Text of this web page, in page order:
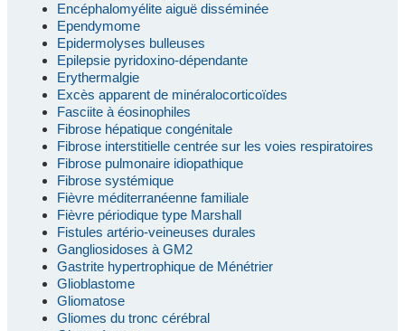
Encéphalomyélite aiguë disséminée
Ependymome
Epidermolyses bulleuses
Epilepsie pyridoxino-dépendante
Erythermalgie
Excès apparent de minéralocorticoïdes
Fasciite à éosinophiles
Fibrose hépatique congénitale
Fibrose interstitielle centrée sur les voies respiratoires
Fibrose pulmonaire idiopathique
Fibrose systémique
Fièvre méditerranéenne familiale
Fièvre périodique type Marshall
Fistules artério-veineuses durales
Gangliosidoses à GM2
Gastrite hypertrophique de Ménétrier
Glioblastome
Gliomatose
Gliomes du tronc cérébral